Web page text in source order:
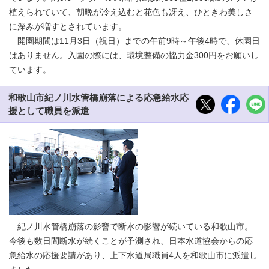
植えられていて、朝晩が冷え込むと花色も冴え、ひときわ美しさ
に深みが増すとされています。
開園期間は11月3日（祝日）までの午前9時～午後4時で、休園日
はありません。入園の際には、環境整備の協力金300円をお願いし
ています。
和歌山市紀ノ川水管橋崩落による応急給水応
援として職員を派遣
紀ノ川水管橋崩落の影響で断水の影響が続いている和歌山市。
今後も数日間断水が続くことが予測され、日本水道協会からの応
急給水の応援要請があり、上下水道局職員4人を和歌山市に派遣し